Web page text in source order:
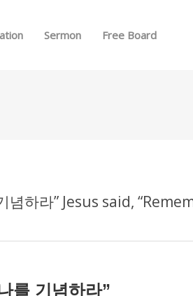
Sermon Free Board
념하라” Jesus said,
를 기념하라”